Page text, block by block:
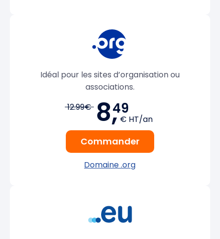
Idéal pour les sites d’organisation ou
associations.
12.99€ 8,49
€ HT/an
Commander
Domaine .org